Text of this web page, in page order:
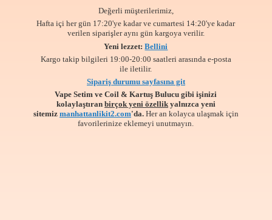
Değerli müşterilerimiz,
Hafta içi her gün 17:20'ye kadar ve cumartesi 14:20'ye kadar
verilen siparişler aynı gün kargoya verilir.
Yeni lezzet:Bellini
Kargo takip bilgileri 19:00-20:00 saatleri arasında e-posta
ile iletilir.
Sipariş durumu sayfasına git
Vape Setim ve Coil & Kartuş Bulucu gibi işinizi
kolaylaştıran birçok yeni özellikyalnızca yeni
sitemiz manhattanlikit2.com'da. Her an kolayca ulaşmak için
favorilerinizeeklemeyi unutmayın.